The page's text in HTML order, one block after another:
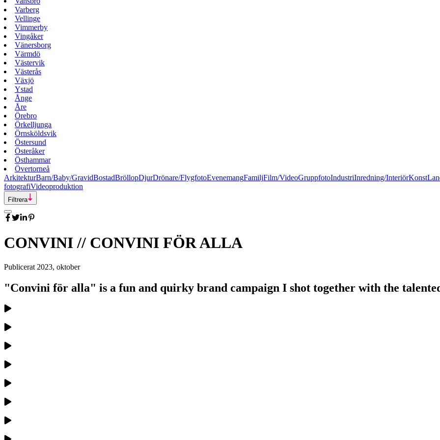
Varberg
Vellinge
Vimmerby
Vingåker
Vänersborg
Värmdö
Västervik
Västerås
Växjö
Ystad
Ånge
Åre
Örebro
Örkelljunga
Örnsköldsvik
Östersund
Österåker
Östhammar
Övertorneå
ArkitekturBarn/Baby/GravidBostadBröllopDjurDrönare/FlygfotoEvenemangFamiljFilm/VideoGruppfotoIndustriInredning/InteriörKonst
fotografiVideoproduktion
Filtrera
CONVINI // CONVINI FÖR ALLA
Publicerat 2023, oktober
"Convini för alla" is a fun and quirky brand campaign I shot together with the